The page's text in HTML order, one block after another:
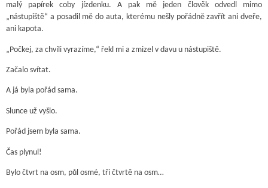
malý papírek coby jízdenku. A pak mě jeden člověk odvedl mimo
„nástupiště“ a posadil mě do auta, kterému nešly pořádně zavřít ani dveře,
ani kapota.
„Počkej, za chvíli vyrazíme,“ řekl mi a zmizel v davu u nástupiště.
Začalo svítat.
A já byla pořád sama.
Slunce už vyšlo.
Pořád jsem byla sama.
Čas plynul!
Bylo čtvrt na osm, půl osmé, tři čtvrtě na osm…